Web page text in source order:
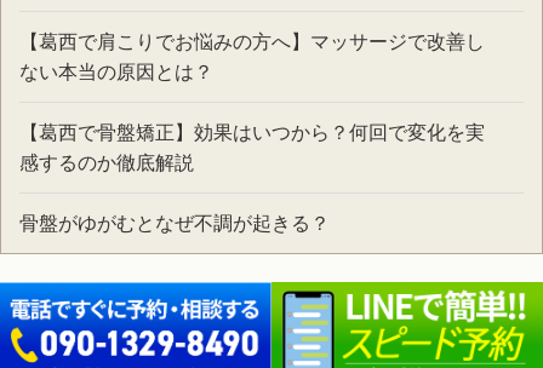
【葛西で肩こりでお悩みの方へ】マッサージで改善し
ない本当の原因とは？
【葛西で骨盤矯正】効果はいつから？何回で変化を実
感するのか徹底解説
骨盤がゆがむとなぜ不調が起きる？